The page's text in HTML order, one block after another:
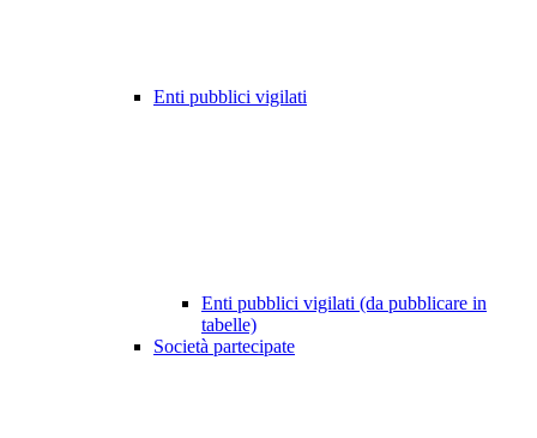
Enti pubblici vigilati
Enti pubblici vigilati (da pubblicare in
tabelle)
Società partecipate